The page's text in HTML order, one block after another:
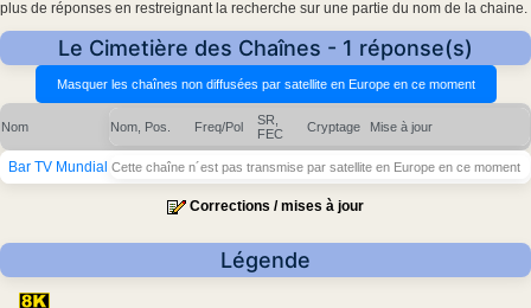
plus de réponses en restreignant la recherche sur une partie du nom de la chaine.
Le Cimetière des Chaînes - 1 réponse(s)
Nom Nom, Pos. Freq/Pol
SR,
FEC
Cryptage Mise à jour
Bar TV Mundial Cette chaîne n´est pas transmise par satellite en Europe en ce moment
Corrections / mises à jour
Légende